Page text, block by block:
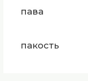
пава
пакость